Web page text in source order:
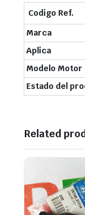
Codigo Ref.
Marca
Aplica
Modelo Motor
Estado del
Related